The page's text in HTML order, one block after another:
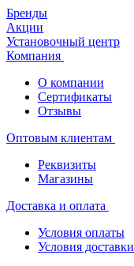
Бренды
Акции
Установочный центр
Компания
О компании
Сертификаты
Отзывы
Оптовым клиентам
Реквизиты
Магазины
Доставка и оплата
Условия оплаты
Условия доставки